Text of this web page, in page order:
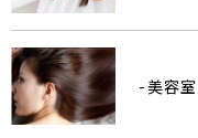
-美容